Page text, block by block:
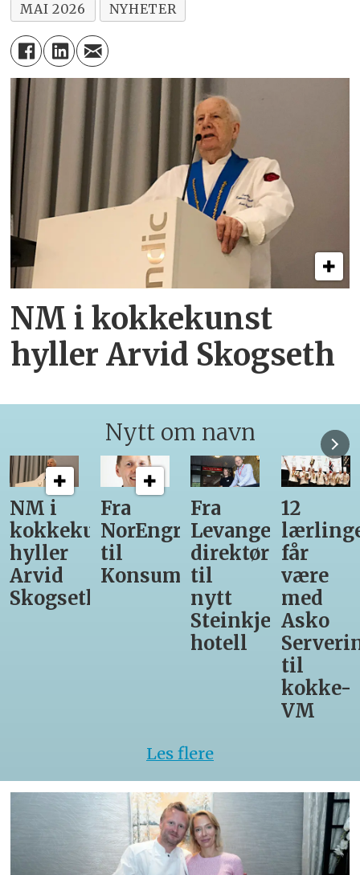
MAI 2026
NYHETER
NM i kokkekunst
hyller Arvid Skogseth
Nytt om navn
Fra
NorEngros
til
Konsumgruppen
Fra
Levanger-
direktør
til
Steinkjer-
12
lærlinger
får
være
med
Asko
Servering
Fra
til
Matprat
Les flere